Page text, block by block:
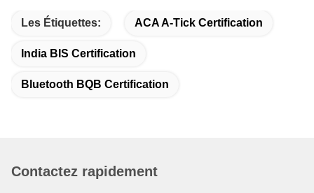
Les Étiquettes: ACA A-Tick Certification
India BIS Certification
Bluetooth BQB Certification
Contactez rapidement